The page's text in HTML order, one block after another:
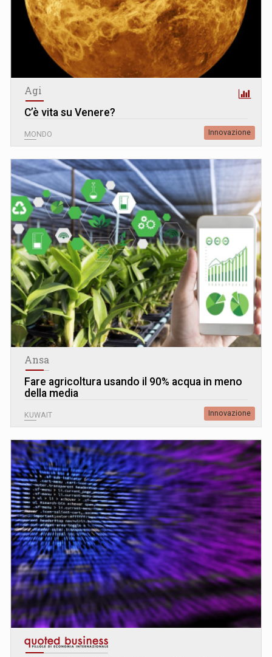
Agi
C’è vita su Venere?
MONDO Innovazione
Ansa
Fare agricoltura usando il 90% acqua in meno
della media
KUWAIT Innovazione